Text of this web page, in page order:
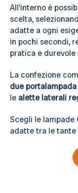
All’interno è
scelta,
adatte a ogni
in pochi secondi,
pratica e durevole
La confezione
dueportalampada
le alette laterali
Scegli le lampade
adatte tra le